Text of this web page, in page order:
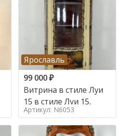
Ярославль
99 000₽
Витрина в стиле Луи
15 в стиле Луи 15,
Артикул: N6053